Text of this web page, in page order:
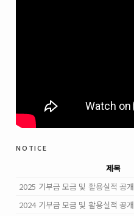
notice
제목
2025 기부금 모금 및 활용실적 공개
2024 기부금 모금 및 활용실적 공개